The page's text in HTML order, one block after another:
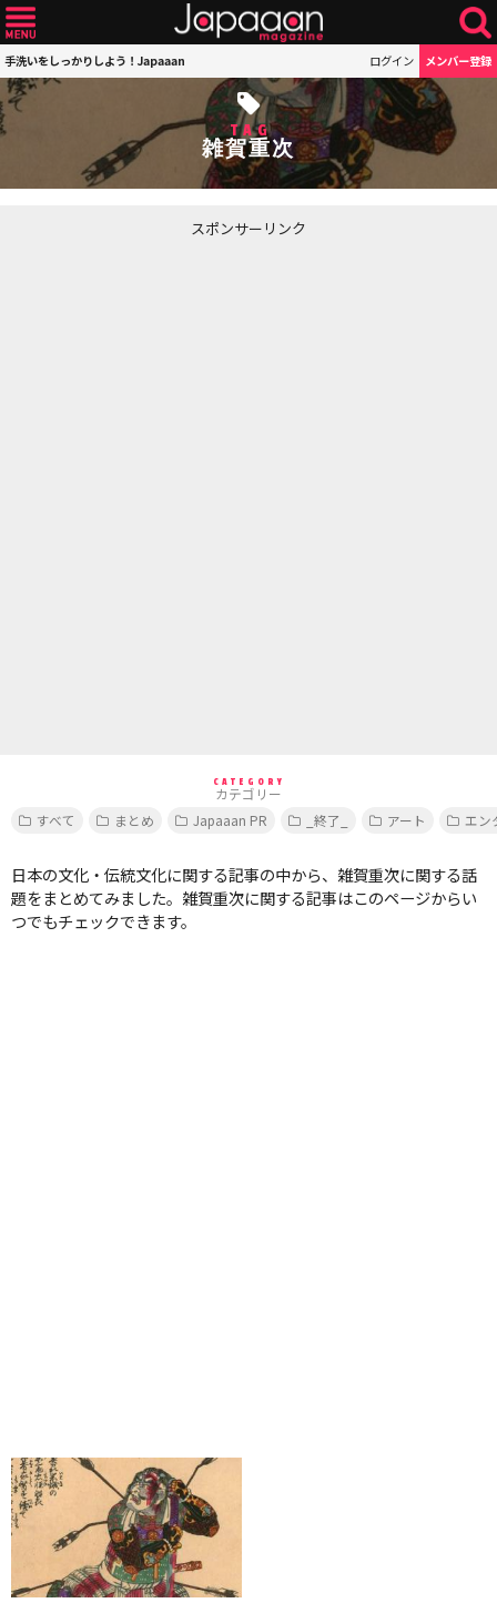
手洗いをしっかりしよう！Japaaan ログイン メンバー登録
TAG
雑賀重次
スポンサーリンク
CATEGORY
カテゴリー
すべて
まとめ Japaaan PR _終了_ アート エン
日本の文化・伝統文化に関する記事の中から、雑賀重次に関する話
題をまとめてみました。雑賀重次に関する記事はこのページからい
つでもチェックできます。